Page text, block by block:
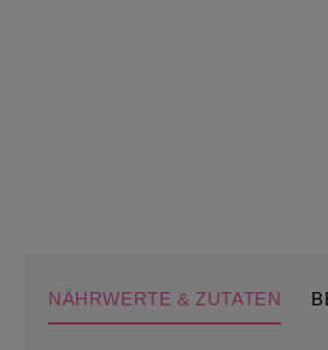
NÄHRWERTE & ZUTATEN